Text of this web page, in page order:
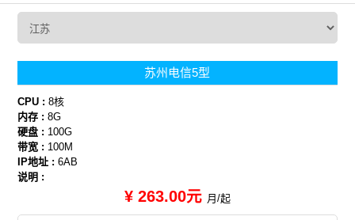
苏州电信5型
CPU :8核
内存 :8G
硬盘 : 100G
带宽 : 100M
IP地址 :6AB
说明 :
¥ 263.00元 月/起